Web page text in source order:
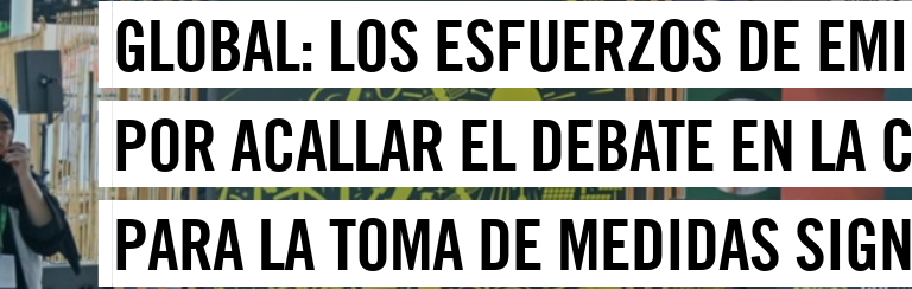
GLOBAL: LOS ESFUERZOS DE
POR ACALLAR EL DEBATE EN LA
PARA LA TOMA DE MEDIDAS